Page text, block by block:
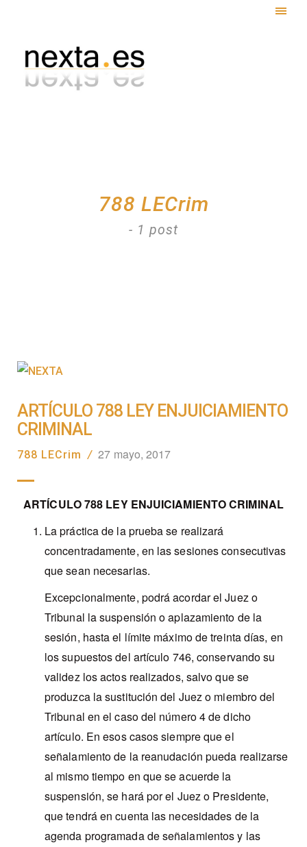
788 LECrim
- 1 post
ARTÍCULO 788 LEY ENJUICIAMIENTO
CRIMINAL
788 LECrim / 27 mayo, 2017
ARTÍCULO 788 LEY ENJUICIAMIENTO CRIMINAL
La práctica de la prueba se realizará
concentradamente, en las sesiones consecutivas
que sean necesarias.
Excepcionalmente, podrá acordar el Juez o
Tribunal la suspensión o aplazamiento de la
sesión, hasta el límite máximo de treinta días, en
los supuestos del artículo 746, conservando su
validez los actos realizados, salvo que se
produzca la sustitución del Juez o miembro del
Tribunal en el caso del número 4 de dicho
artículo. En esos casos siempre que el
señalamiento de la reanudación pueda realizarse
al mismo tiempo en que se acuerde la
suspensión, se hará por el Juez o Presidente,
que tendrá en cuenta las necesidades de la
agenda programada de señalamientos y las